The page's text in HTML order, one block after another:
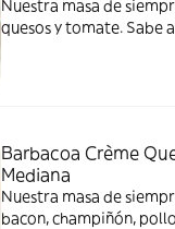
Nuestra masa de
quesos y tomate. Sabe
Barbacoa Crème
Mediana
Nuestra masa de
bacon, champiñón,